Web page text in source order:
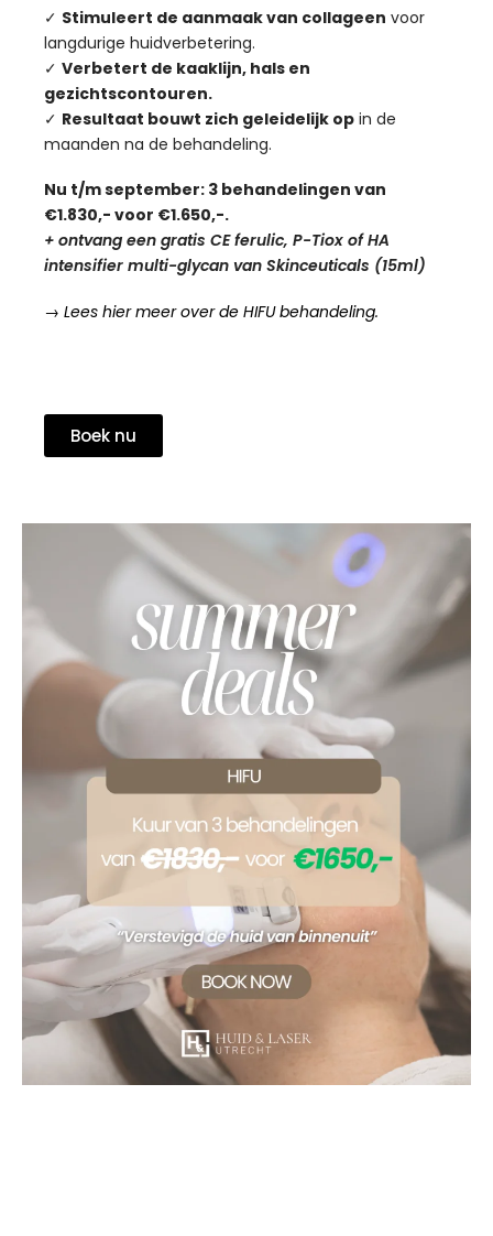
✓ Stimuleert de aanmaak van collageen voor
langdurige huidverbetering.
✓ Verbetert de kaaklijn, hals en
gezichtscontouren.
✓ Resultaat bouwt zich geleidelijk op in de
maanden na de behandeling.
Nu t/m september: 3 behandelingen van
€1.830,- voor €1.650,-.
+ ontvang een gratis CE ferulic, P-Tiox ofHA
intensifier multi-glycan van Skinceuticals (15ml)
→ Lees hier meer over de HIFU behandeling.
Boek nu